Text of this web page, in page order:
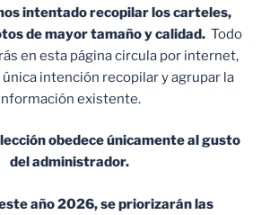
intentado recopilar los carteles,
de mayor tamaño y calidad. Todo
en esta página circula por internet,
intención recopilar y agrupar la
existente.
obedece únicamente al gusto
del administrador.
año 2026, se priorizarán las